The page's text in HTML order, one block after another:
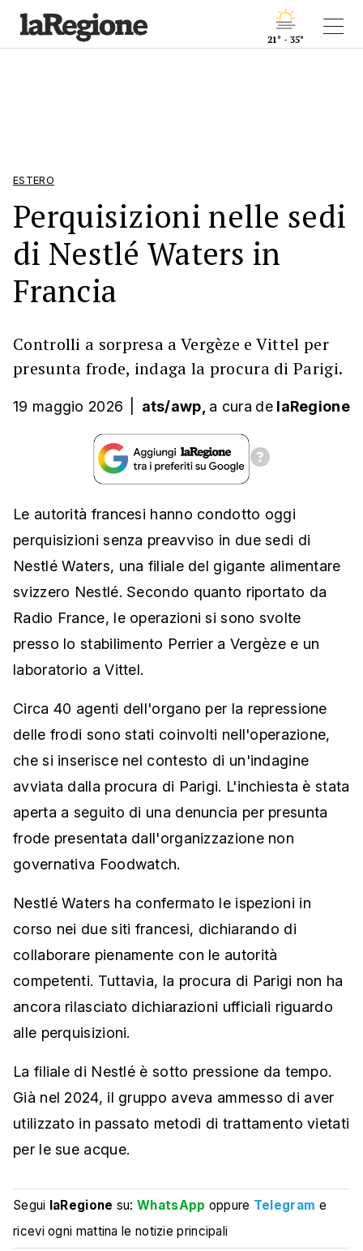
21° - 35°
ESTERO
Perquisizioni nelle sedi
di Nestlé Waters in
Francia
Controlli a sorpresa a Vergèze e Vittel per
presunta frode, indaga la procura di Parigi.
19 maggio 2026 ats/awp, a cura de laRegione
Le autorità francesi hanno condotto oggi
perquisizioni senza preavviso in due sedi di
Nestlé Waters, una filiale del gigante alimentare
svizzero Nestlé. Secondo quanto riportato da
Radio France, le operazioni si sono svolte
presso lo stabilimento Perrier a Vergèze e un
laboratorio a Vittel.
Circa 40 agenti dell'organo per la repressione
delle frodi sono stati coinvolti nell'operazione,
che si inserisce nel contesto di un'indagine
avviata dalla procura di Parigi. L'inchiesta è stata
aperta a seguito di una denuncia per presunta
frode presentata dall'organizzazione non
governativa Foodwatch.
Nestlé Waters ha confermato le ispezioni in
corso nei due siti francesi, dichiarando di
collaborare pienamente con le autorità
competenti. Tuttavia, la procura di Parigi non ha
ancora rilasciato dichiarazioni ufficiali riguardo
alle perquisizioni.
La filiale di Nestlé è sotto pressione da tempo.
Già nel 2024, il gruppo aveva ammesso di aver
utilizzato in passato metodi di trattamento vietati
per le sue acque.
Segui laRegione su:WhatsApp oppure Telegram e
ricevi ogni mattina le notizie principali